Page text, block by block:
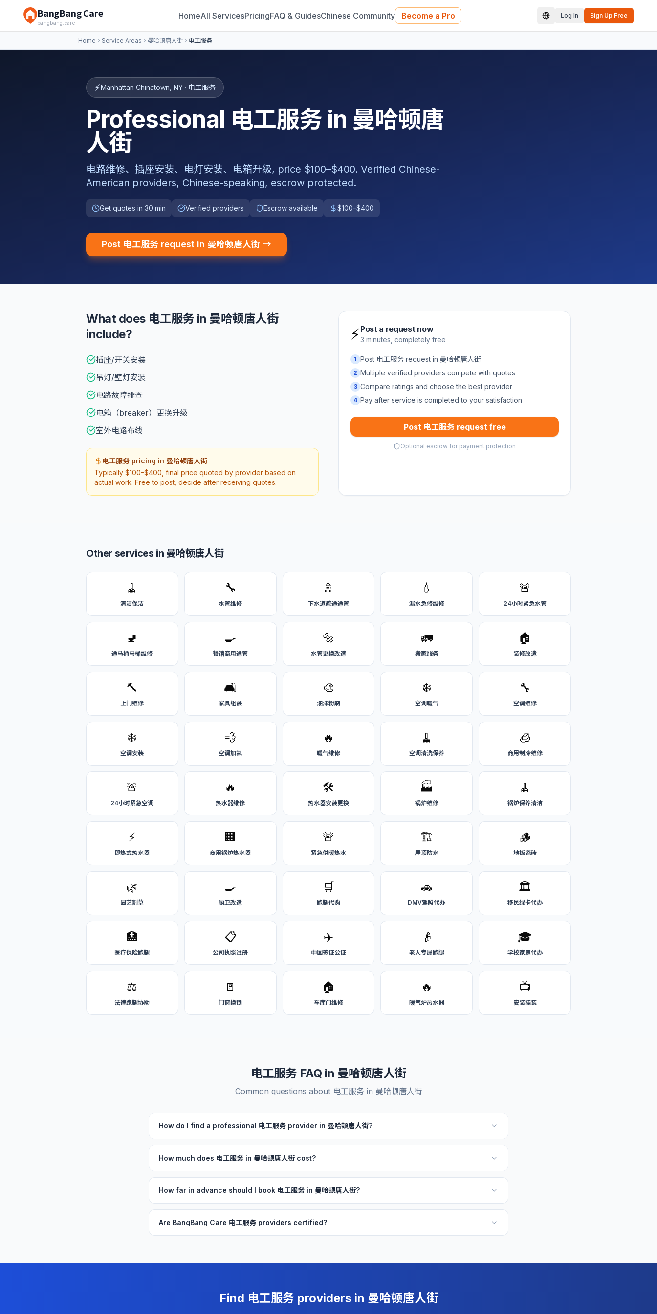
BangBang Care
bangbang.care
HomeAll ServicesPricingFAQ & GuidesChinese Community Become a Pro Log In Sign Up Free
Home Service Areas 曼哈顿唐人街 电工服务
⚡Manhattan Chinatown NY · 电工服务
Professional 电工服务 in 曼哈顿唐
人街
电路维修、插座安装、电灯安装、电箱升级, price $100–$400. Verified Chinese-
American providers, Chinese-speaking, escrow protected.
Get quotes in 30 min Verified providers Escrow available $100–$400
Post 电工服务 request in 曼哈顿唐人街 →
What does 电工服务 in 曼哈顿唐人街
include?
插座/开关安装
吊灯/壁灯安装
电路故障排查
电箱（breaker）更换升级
室外电路布线
电工服务 pricing in 曼哈顿唐人街
Typically $100–$400, final price quoted by provider based on
actual work. Free to post, decide after receiving quotes.
⚡Post a request now
3 minutes, completely free
1 Post 电工服务 request in 曼哈顿唐人街
2 Multiple verified providers compete with quotes
3 Compare ratings and choose the best provider
4 Pay after service is completed to your satisfaction
Post 电工服务 request free
Optional escrow for payment protection
Other services in 曼哈顿唐人街
🧹
清洁保洁
🔧
水管维修
🚿
下水道疏通通管
💧
漏水急修维修
🚨
24小时紧急水管
🚽
通马桶马桶维修
🍳
餐馆商用通管
🔩
水管更换改造
🚛
搬家服务
🏠
装修改造
🔨
上门维修
🛋️
家具组装
🎨
油漆粉刷
❄️
空调暖气
🔧
空调维修
❄️
空调安装
💨
空调加氟
🔥
暖气维修
🧹
空调清洗保养
🧊
商用制冷维修
🚨
24小时紧急空调
🔥
热水器维修
🛠️
热水器安装更换
🏭
锅炉维修
🧹
锅炉保养清洁
⚡
即热式热水器
🏢
商用锅炉热水器
🚨
紧急供暖热水
🏗️
屋顶防水
🪵
地板瓷砖
🌿
园艺割草
🍳
厨卫改造
🛒
跑腿代购
🚗
DMV驾照代办
🏛️
移民绿卡代办
🏥
医疗保险跑腿
📋
公司执照注册
✈️
中国签证公证
👴
老人专属跑腿
🎓
学校家庭代办
⚖️
法律跑腿协助
🚪
门窗换锁
🏠
车库门维修
🔥
暖气炉热水器
📺
安装挂装
电工服务 FAQ in 曼哈顿唐人街
Common questions about 电工服务 in 曼哈顿唐人街
How do I find a professional 电工服务 provider in 曼哈顿唐人街?
How much does 电工服务 in 曼哈顿唐人街 cost?
How far in advance should I book 电工服务 in 曼哈顿唐人街?
Are BangBang Care 电工服务 providers certified?
Find 电工服务 providers in 曼哈顿唐人街